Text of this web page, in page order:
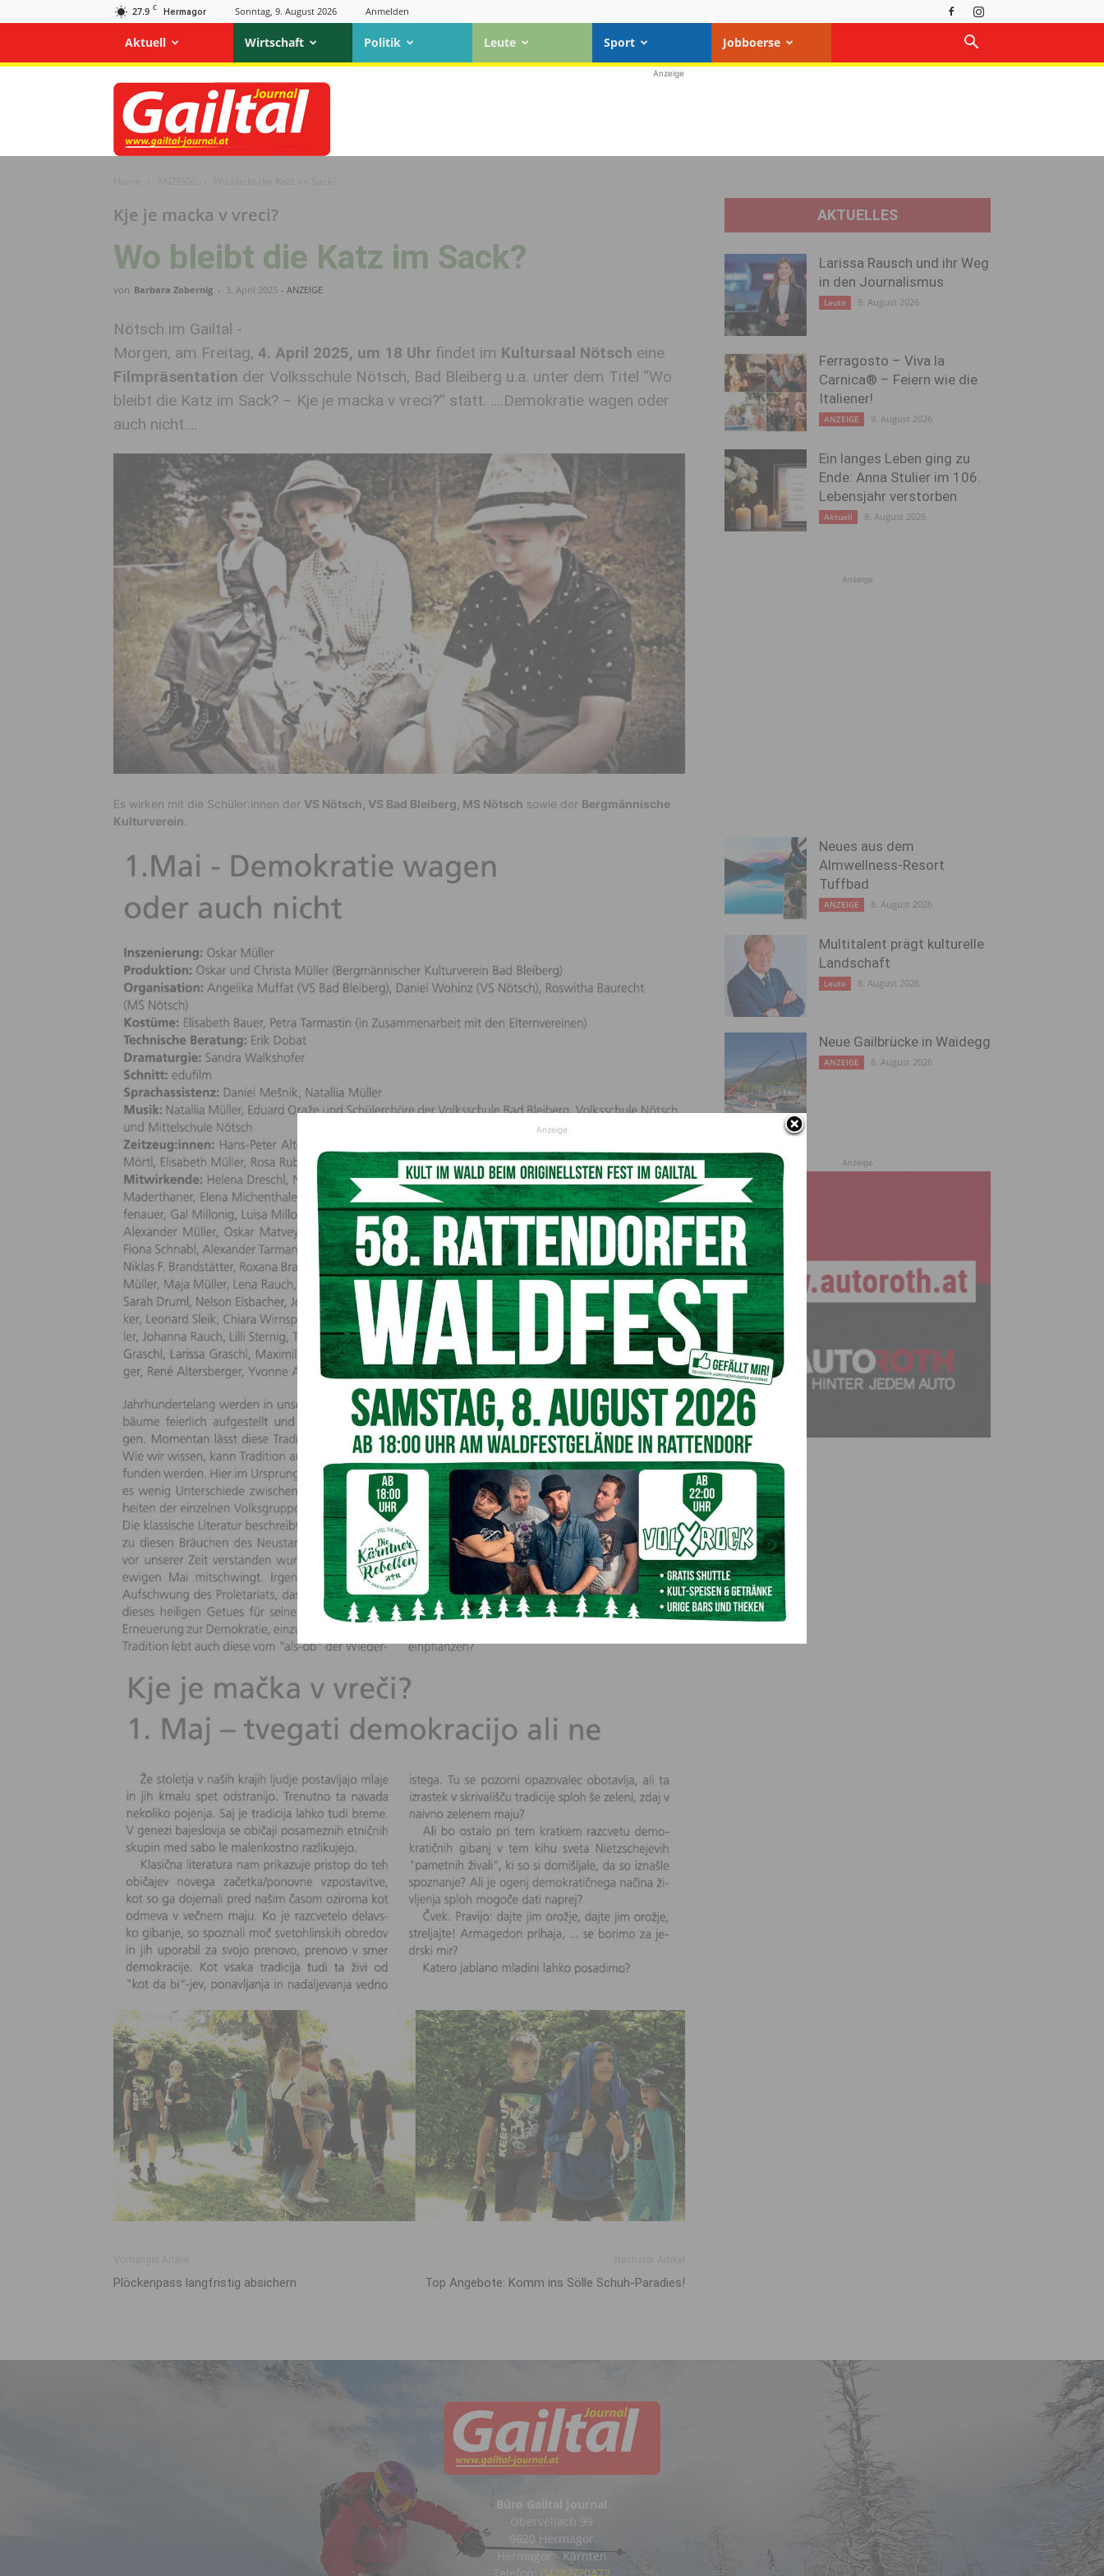
27.9 C Hermagor Sonntag, 9. August 2026 Anmelden
Aktuell Wirtschaft Politik Leute Sport Jobboerse
Gailtal
Journal
Anzeige
Kje je macka v vreci?
Wo bleibt die Katz im Sack?
von Barbara Zobernig - 3. April 2025 - ANZEIGE
Nötsch im Gailtal -
Morgen, am Freitag, 4. April 2025, um 18 Uhr findet im Kultursaal Nötsch eine
Filmpräsentation der Volksschule Nötsch, Bad Bleiberg u.a. unter dem Titel “Wo
bleibt die Katz im Sack? – Kje je macka v vreci?” statt. ….Demokratie wagen oder
auch nicht….
Es wirken mit die Schüler:innen der VS Nötsch, VS Bad Bleiberg, MS Nötsch sowie der Bergmännische
Kulturverein
Plöckenpass langfristig absichern Top Angebote: Komm ins Sölle Schuh-Paradies!
AKTUELLES
Larissa Rausch und ihr Weg
in den Journalismus
Leute 9. August 2026
Ferragosto – Viva la
Carnica® – Feiern wie die
Italiener!
ANZEIGE 9. August 2026
Ein langes Leben ging zu
Ende: Anna Stulier im 106.
Lebensjahr verstorben
Aktuell 8. August 2026
Anzeige
Neues aus dem
Almwellness-Resort
Tuffbad
ANZEIGE 8. August 2026
Multitalent prägt kulturelle
Landschaft
Leute 8. August 2026
Neue Gailbrücke in Waidegg
ANZEIGE 8. August 2026
Anzeige
Büro Gailtal Journal
Obervellach 99
9620 Hermagor
Hermagor - Kärnten
Anzeige